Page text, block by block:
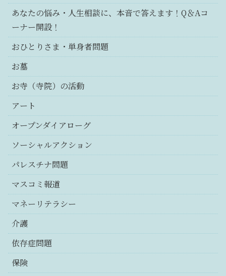
あなたの悩み・人生相談に、本音で答えます！Q＆Aコ
ーナー開設！
おひとりさま・単身者問題
お墓
お寺（寺院）の活動
アート
オープンダイアローグ
ソーシャルアクション
パレスチナ問題
マスコミ報道
マネーリテラシー
介護
依存症問題
保険